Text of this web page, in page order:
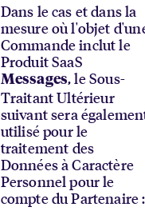
Dans le cas et dans la
mesure où l'objet
Commande inclut le
Produit SaaS
Messages, le Sous-
Traitant Ultérieur
suivant sera
utilisé pour le
traitement des
Données à Caractère
Personnel pour le
compte du Partenaire :